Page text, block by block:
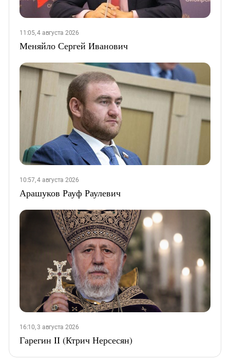
11:05, 4 августа 2026
Меняйло Сергей Иванович
10:57, 4 августа 2026
Арашуков Рауф Раулевич
16:10, 3 августа 2026
Гарегин II (Ктрич Нерсесян)